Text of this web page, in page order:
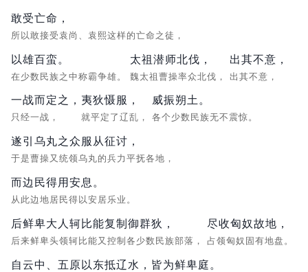
敢受亡命，
所以敢接受袁尚、袁熙这样的亡命之徒，
以雄百蛮。
在少数民族之中称霸争雄。
太祖潜师北伐，
魏太祖曹操率众北伐，
出其不意，
出其不意，
一战而定之，
只经一战，
夷狄慑服，
就平定了辽乱，
威振朔土。
各个少数民族无不震惊。
遂引乌丸之众服从征讨，
于是曹操又统领乌丸的兵力平抚各地，
而边民得用安息。
从此边地居民得以安居乐业。
后鲜卑大人轲比能复制御群狄，
后来鲜卑头领轲比能又控制各少数民族部落，
尽收匈奴故地，
占领匈奴固有地盘。
自云中、五原以东抵辽水， 皆为鲜卑庭。